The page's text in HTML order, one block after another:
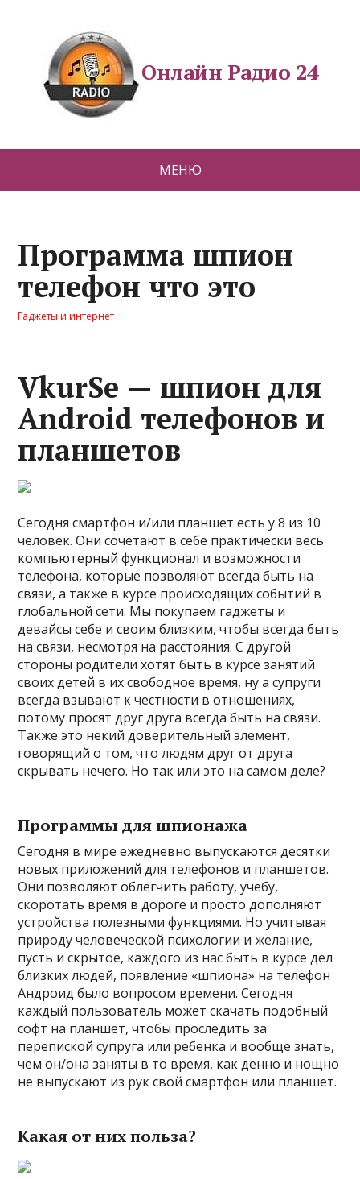
Онлайн Радио 24
МЕНЮ
Программа шпион
телефон что это
Гаджеты и интернет
VkurSe — шпион для
Android телефонов и
планшетов
Сегодня смартфон и/или планшет есть у 8 из 10
человек. Они сочетают в себе практически весь
компьютерный функционал и возможности
телефона, которые позволяют всегда быть на
связи, а также в курсе происходящих событий в
глобальной сети. Мы покупаем гаджеты и
девайсы себе и своим близким, чтобы всегда быть
на связи, несмотря на расстояния. С другой
стороны родители хотят быть в курсе занятий
своих детей в их свободное время, ну а супруги
всегда взывают к честности в отношениях,
потому просят друг друга всегда быть на связи.
Также это некий доверительный элемент,
говорящий о том, что людям друг от друга
скрывать нечего. Но так или это на самом деле?
Программы для шпионажа
Сегодня в мире ежедневно выпускаются десятки
новых приложений для телефонов и планшетов.
Они позволяют облегчить работу, учебу,
скоротать время в дороге и просто дополняют
устройства полезными функциями. Но учитывая
природу человеческой психологии и желание,
пусть и скрытое, каждого из нас быть в курсе дел
близких людей, появление «шпиона» на телефон
Андроид было вопросом времени. Сегодня
каждый пользователь может скачать подобный
софт на планшет, чтобы проследить за
перепиской супруга или ребенка и вообще знать,
чем он/она заняты в то время, как денно и нощно
не выпускают из рук свой смартфон или планшет.
Какая от них польза?